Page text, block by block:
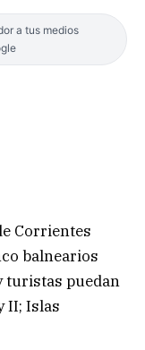
a tus medios
Corrientes
balnearios
turistas puedan
II; Islas